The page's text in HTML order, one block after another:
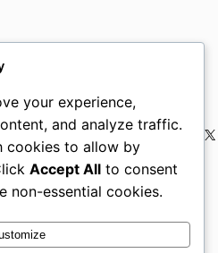
& Trik Jadi
Sukses
X
your experience,
and analyze traffic.
cookies to allow by
Accept All to consent
non-essential cookies.